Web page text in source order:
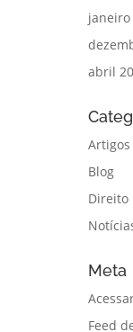
janeiro
abril
Artigos
Blog
Direito
Meta
Feed